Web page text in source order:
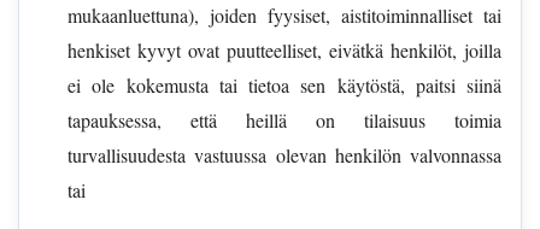
mukaanluettuna), joiden fyysiset, aistitoiminnalliset tai
henkiset kyvyt ovat puutteelliset, eivätkä henkilöt, joilla
ei ole kokemusta tai tietoa sen käytöstä, paitsi siinä
tapauksessa, että heillä on tilaisuus toimia
turvallisuudesta vastuussa olevan henkilön valvonnassa
tai